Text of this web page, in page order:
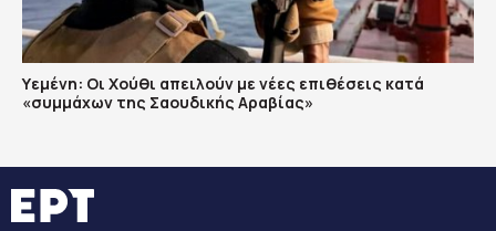
Υεμένη: Οι Χούθι απειλούν με νέες επιθέσεις κατά
«συμμάχων της Σαουδικής Αραβίας»